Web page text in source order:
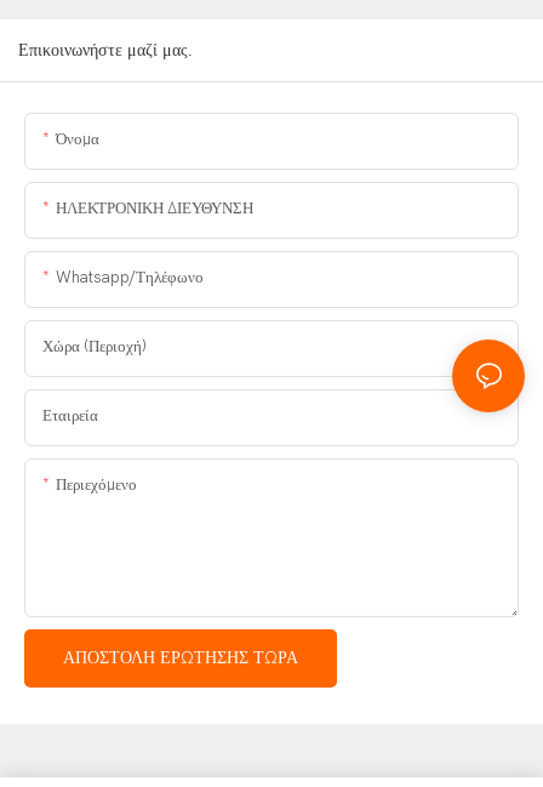
Επικοινωνήστε μαζί μας.
Όνομα
ΗΛΕΚΤΡΟΝΙΚΗ ΔΙΕΥΘΥΝΣΗ
Whatsapp/Τηλέφωνο
Χώρα (Περιοχή)
Εταιρεία
Περιεχόμενο
ΑΠΟΣΤΟΛΉ ΕΡΏΤΗΣΗΣ ΤΏΡΑ